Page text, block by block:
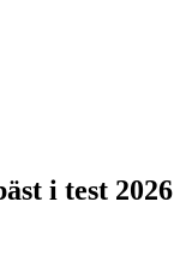
i test 2026